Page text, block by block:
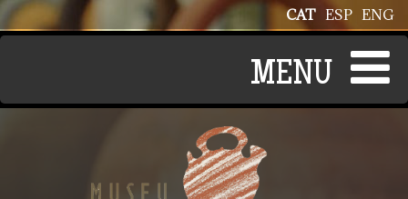
Vés al contingut ENG
ESP
CAT